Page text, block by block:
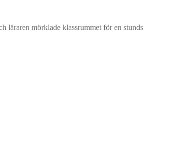
läraren mörklade klassrummet för en stunds